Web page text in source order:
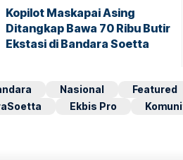
Kopilot Maskapai Asing
Ditangkap Bawa 70 Ribu Butir
Ekstasi di Bandara Soetta
Nasional Featured
Ekbis Pro